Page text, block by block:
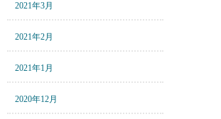
2021年3月
2021年2月
2021年1月
2020年12月